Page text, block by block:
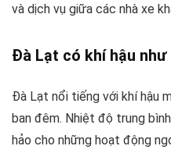
và dịch vụ giữa các nhà xe
Đà Lạt có khí hậu như
Đà Lạt nổi tiếng với khí hậu
ban đêm. Nhiệt độ trung
hảo cho những hoạt động